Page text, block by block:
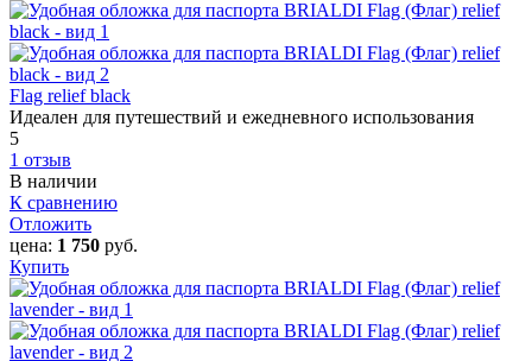
Flag relief black
Идеален для путешествий и ежедневного использования
5
1 отзыв
В наличии
К сравнению
Отложить
цена: 1 750 руб.
Купить